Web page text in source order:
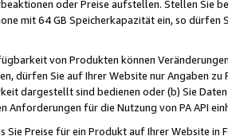
oder Preise aufstellen. Stellen Sie
mit 64 GB Speicherkapazität ein, so dürfen
von Produkten können
dürfen Sie auf Ihrer Website nur Angaben
dargestellt sind bedienen oder (b) Sie
Anforderungen für die Nutzung von PA API
Sie Preise für ein Produkt auf Ihrer Website